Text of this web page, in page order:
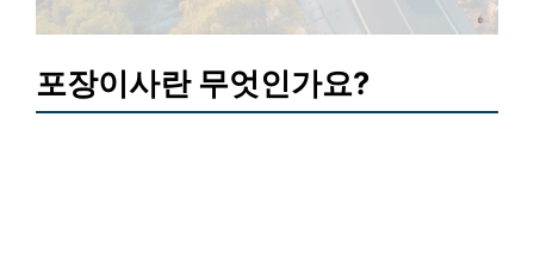
포장이사란 무엇인가요?